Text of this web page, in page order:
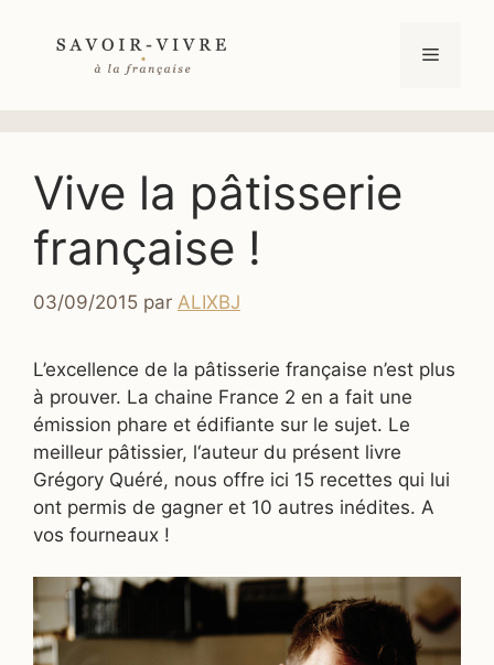
Menu
Vive la pâtisserie
française !
03/09/2015 par ALIXBJ
L’excellence de la pâtisserie française n’est plus
à prouver. La chaine France 2 en a fait une
émission phare et édifiante sur le sujet. Le
meilleur pâtissier, l‘auteur du présent livre
Grégory Quéré, nous offre ici 15 recettes qui lui
ont permis de gagner et 10 autres inédites. A
vos fourneaux !